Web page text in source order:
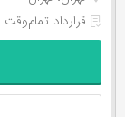
قرارداد تمام‌وقت